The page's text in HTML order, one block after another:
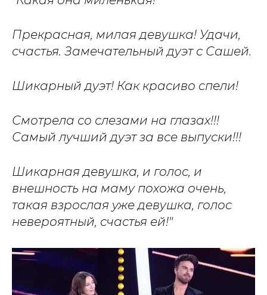
Прекрасная, милая девушка! Удачи,
счастья. Замечательный дуэт с Сашей.
Шикарный дуэт! Как красиво спели!
Смотрела со слезами на глазах!!!
Самый лучший дуэт за все выпуски!!!
Шикарная девушка, и голос, и
внешность на маму похожа очень,
такая взрослая уже девушка, голос
невероятный, счастья ей!"